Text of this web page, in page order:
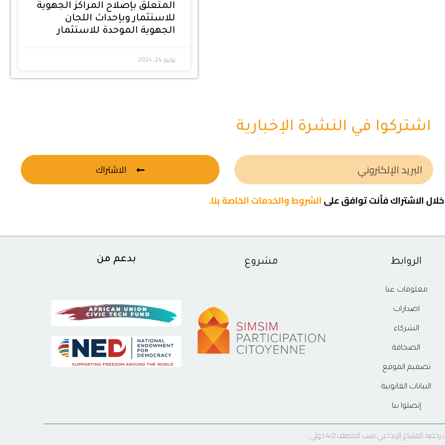
المتعلق بإصلاح المراكز الجهوية
للاستثمار وبإحداث اللجان
الجهوية الموحدة للاستثمار
يونيو 24, 2024
اشتركوا في النشرة الإخبارية
الاشتراك
الاشتراك فأنت توافق علىالشروط والخدمات الخاصة بنا.
الروابط
معلومات عنا
اصدارات
الشركاء
الصحافة
تصميم الموقع
البيانات القانونية
إتصلوا بنا
مشروع بدعم من